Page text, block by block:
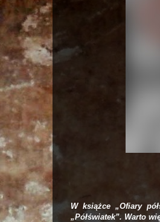
W książce „Ofiary
„Półświatek”. Warto